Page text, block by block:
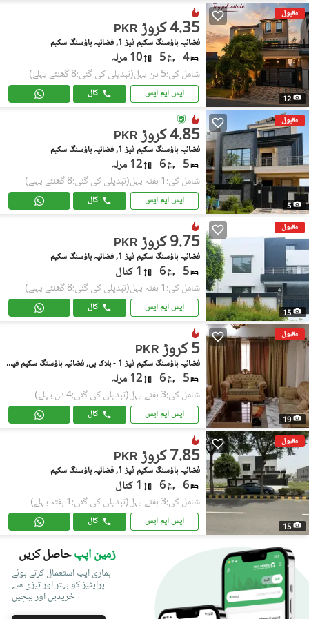
مقبول
12
PKR 4.35 کروڑ
فضائیہ ہاؤسنگ سکیم فیز 1, فضائیہ ہاؤسنگ سکیم
4
5 10 مرلہ
شامل کی:5 دن پہل (تبدیلی کی گئی:8 گھنٹے پہلے)
ایس ایم ایس کال
مقبول
5
PKR 4.85 کروڑ
فضائیہ ہاؤسنگ سکیم فیز 1, فضائیہ ہاؤسنگ سکیم
5
6 12 مرلہ
شامل کی:1 ہفتہ پہل (تبدیلی کی گئی:8 گھنٹے پہلے)
ایس ایم ایس کال
مقبول
15
PKR 9.75 کروڑ
فضائیہ ہاؤسنگ سکیم فیز 1, فضائیہ ہاؤسنگ سکیم
5
6 1 کنال
شامل کی:1 ہفتہ پہل (تبدیلی کی گئی:8 گھنٹے پہلے)
ایس ایم ایس کال
مقبول
19
PKR 5 کروڑ
فضائیہ ہاؤسنگ سکیم فیز 1 - بلاک بی, فضائیہ ہاؤسنگ سکیم فیز 1
5
6 12 مرلہ
شامل کی:3 ہفتے پہل (تبدیلی کی گئی:4 دن پہلے)
ایس ایم ایس کال
مقبول
15
PKR 7.85 کروڑ
فضائیہ ہاؤسنگ سکیم فیز 1, فضائیہ ہاؤسنگ سکیم
6
6 1 کنال
شامل کی:3 ہفتے پہل (تبدیلی کی گئی:1 ہفتہ پہلے)
ایس ایم ایس کال
زمین اپپحاصل کریں
ہماری ایپ استعمال کرتے ہوئے
پراپٹیز کو بہتر اور تیزی سے
خریدیں اور بیچیں